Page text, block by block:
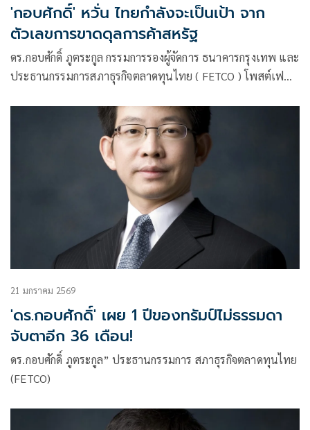
'กอบศักดิ์' หวั่น ไทยกำลังจะเป็นเป้า จาก
ตัวเลขการขาดดุลการค้าสหรัฐ
ดร.กอบศักดิ์ ภูตระกูล กรรมการรองผู้จัดการ ธนาคารกรุงเทพ และ
ประธานกรรมการสภาธุรกิจตลาดทุนไทย ( FETCO ) โพสต์เฟ
ดุลการค้าสหรัฐที่ประกาศเมื่อสัปดาห์ที่แล้ว
21 มกราคม 2569
'ดร.กอบศักดิ์' เผย 1 ปีของทรัมป์ไม่ธรรมดา
จับตาอีก 36 เดือน!
ดร.กอบศักดิ์ ภูตระกูล” ประธานกรรมการ สภาธุรกิจตลาดทุนไทย
(FETCO)